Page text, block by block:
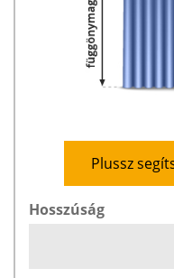
Plussz
Hosszúság